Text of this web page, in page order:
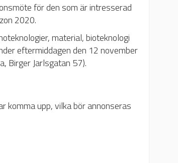
för den som är intresserad
2020.
material, bioteknologi
eftermiddagen den 12 november
Birger Jarlsgatan 57).
komma upp, vilka bör annonseras